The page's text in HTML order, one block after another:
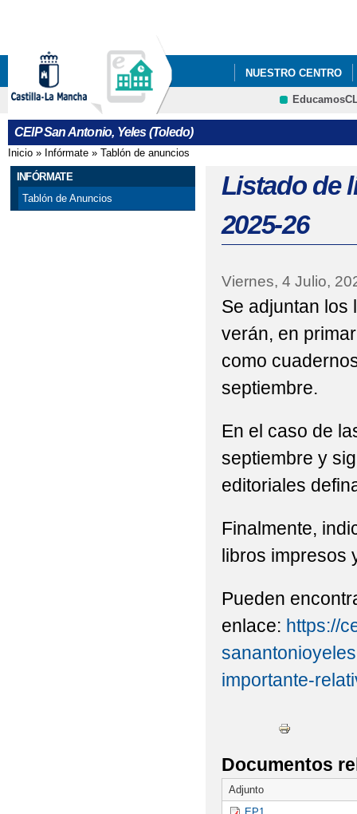
NUESTRO CENTRO
ECOESCUELAS
ADMISIÓN DE
EVALUACIÓN DEL
CEIP San Antonio, Yeles (Toledo)
Se encuentra usted aquí
Inicio » Infórmate » Tablón de anuncios
INFÓRMATE
Tablón de Anuncios
Listado de
2025-26
Viernes, 4 Julio,
Se adjuntan los
verán, en
como
septiembre.
En el caso de
septiembre y
editoriales
Finalmente,
libros impresos
Pueden
enlace: https://
importante-
Documentos
Adjunto